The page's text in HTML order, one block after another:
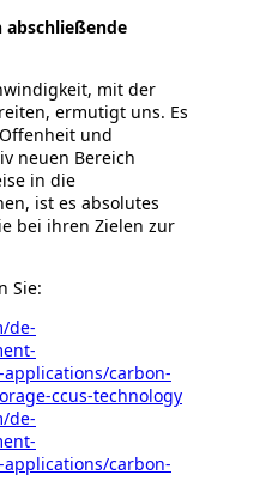
abschließende
mit der
ermutigt uns. Es
und
neuen Bereich
in die
ist es absolutes
bei ihren Zielen zur
Sie:
de-
carbon-
ccus-technology
de-
carbon-